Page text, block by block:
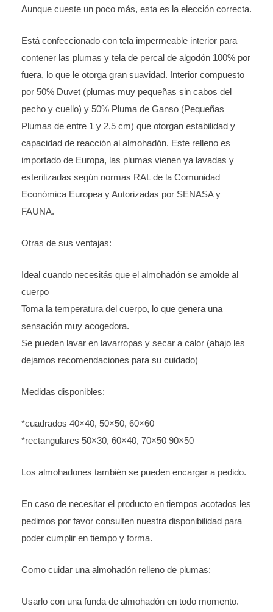
Aunque cueste un poco más, esta es la elección correcta.
Está confeccionado con tela impermeable interior para
contener las plumas y tela de percal de algodón 100% por
fuera, lo que le otorga gran suavidad. Interior compuesto
por 50% Duvet (plumas muy pequeñas sin cabos del
pecho y cuello) y 50% Pluma de Ganso (Pequeñas
Plumas de entre 1 y 2,5 cm) que otorgan estabilidad y
capacidad de reacción al almohadón. Este relleno es
importado de Europa, las plumas vienen ya lavadas y
esterilizadas según normas RAL de la Comunidad
Económica Europea y Autorizadas por SENASA y
FAUNA.
Otras de sus ventajas:
Ideal cuando necesitás que el almohadón se amolde al
cuerpo
Toma la temperatura del cuerpo, lo que genera una
sensación muy acogedora.
Se pueden lavar en lavarropas y secar a calor (abajo les
dejamos recomendaciones para su cuidado)
Medidas disponibles:
*cuadrados 40×40, 50×50, 60×60
*rectangulares 50×30, 60×40, 70×50 90×50
Los almohadones también se pueden encargar a pedido.
En caso de necesitar el producto en tiempos acotados les
pedimos por favor consulten nuestra disponibilidad para
poder cumplir en tiempo y forma.
Como cuidar una almohadón relleno de plumas:
Usarlo con una funda de almohadón en todo momento.